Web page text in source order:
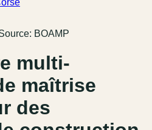
BOAMP
multi-
maîtrise
des